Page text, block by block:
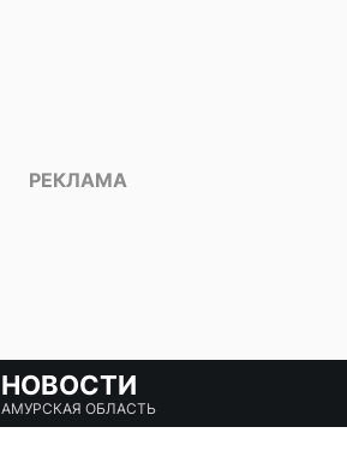
НОВОСТИ
АМУРСКАЯ ОБЛАСТЬ